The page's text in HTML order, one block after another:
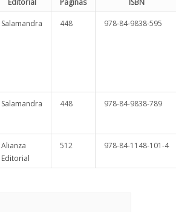
Editorial Páginas ISBN
Salamandra 448 978-84-9838-595
Salamandra 448 978-84-9838-789
Alianza
Editorial
512 978-84-1148-101-4